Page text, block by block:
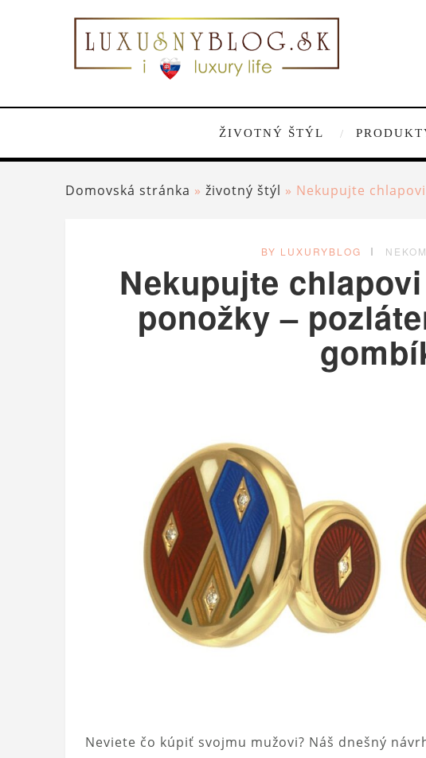
ŽIVOTNÝ ŠTÝL
Domovská stránka » životný štýl » Nekupujte
BY LUXURYBLOG
Nekupujte
ponožky –
Neviete čo kúpiť svojmu mužovi? Náš dnešný